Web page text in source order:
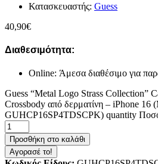
Κατασκευαστής: Guess
40,90€
Διαθεσιμότητα:
Online: Άμεσα διαθέσιμο για
Guess “Metal Logo Strass Collection”
Crossbody από δερματίνη – iPhone 16
GUHCP16SP4TDSCPK) quantity
Προσθήκη στο καλάθι
Αγορασέ το!